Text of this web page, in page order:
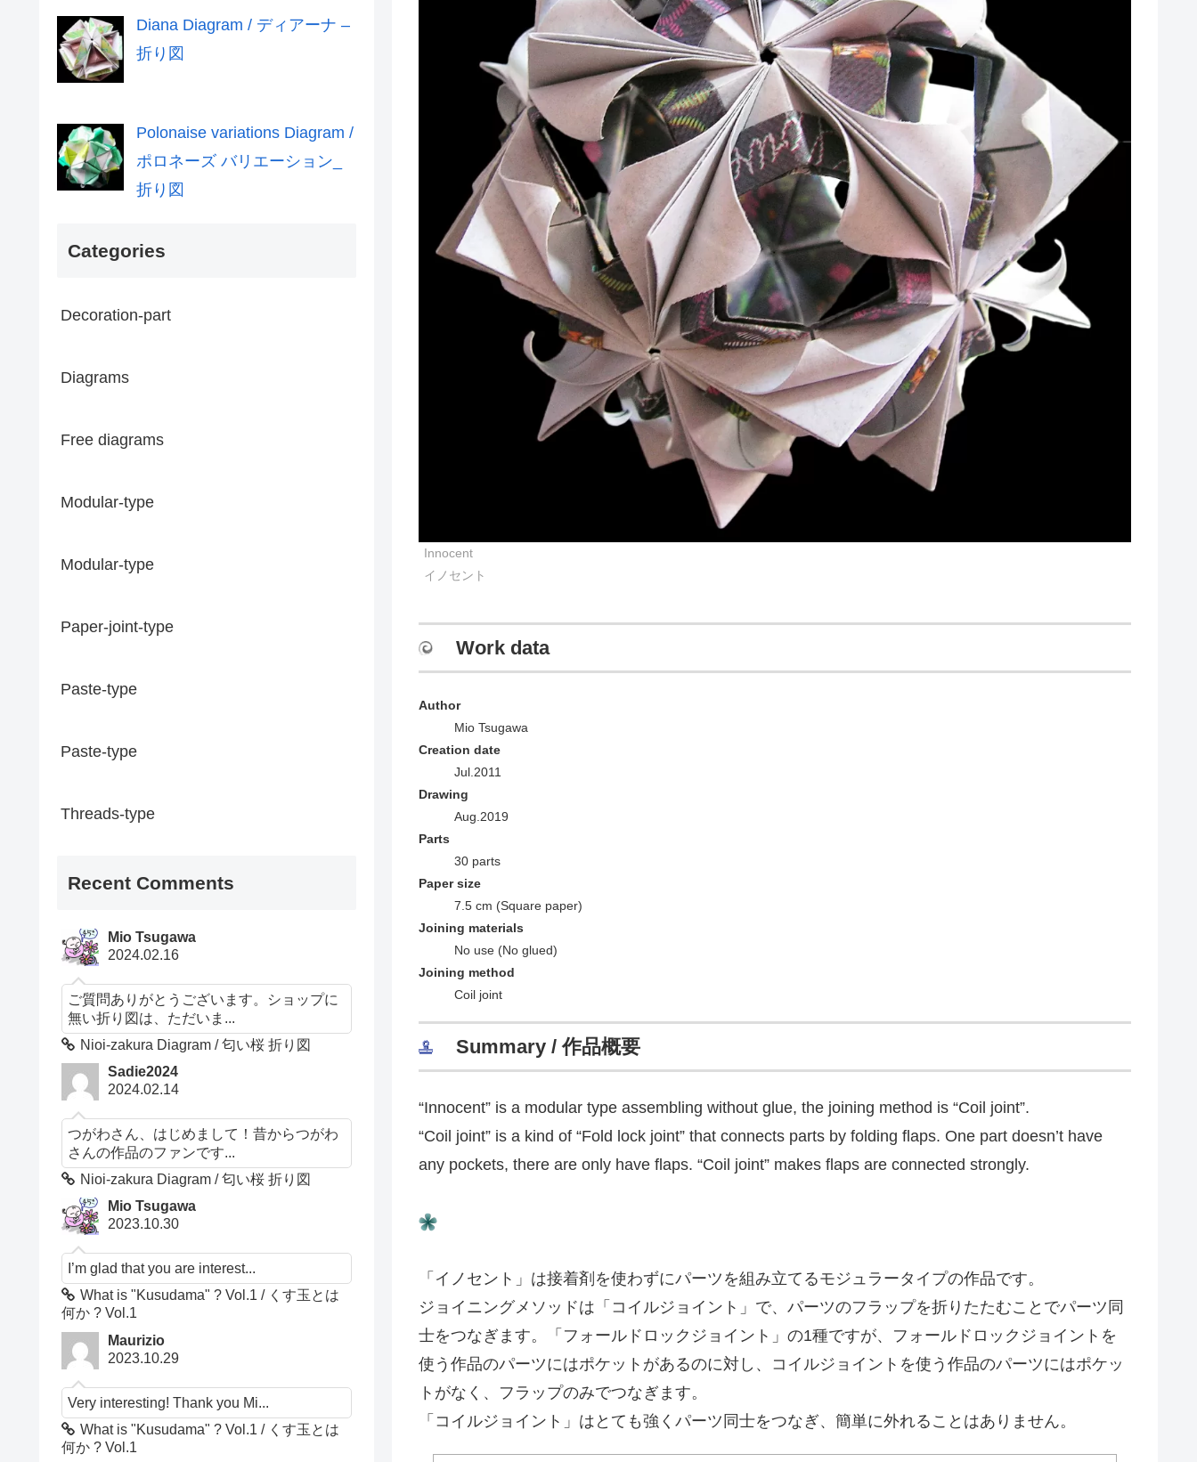
Innocent
イノセント
Work data
Author
Mio Tsugawa
Creation date
Jul.2011
Drawing
Aug.2019
Parts
30 parts
Paper size
7.5 cm (Square paper)
Joining materials
No use (No glued)
Joining method
Coil joint
Summary / 作品概要
“Innocent” is a modular type assembling without glue, the joining method is “Coil joint”.
“Coil joint” is a kind of “Fold lock joint” that connects parts by folding flaps. One part doesn’t have
any pockets, there are only have flaps. “Coil joint” makes flaps are connected strongly.
「イノセント」は接着剤を使わずにパーツを組み立てるモジュラータイプの作品です。
ジョイニングメソッドは「コイルジョイント」で、パーツのフラップを折りたたむことでパーツ同
士をつなぎます。「フォールドロックジョイント」の1種ですが、フォールドロックジョイントを
使う作品のパーツにはポケットがあるのに対し、コイルジョイントを使う作品のパーツにはポケッ
トがなく、フラップのみでつなぎます。
「コイルジョイント」はとても強くパーツ同士をつなぎ、簡単に外れることはありません。
Diana Diagram / ディアーナ –
折り図
Polonaise variations Diagram /
ポロネーズ バリエーション_
折り図
Categories
Decoration-part
Diagrams
Free diagrams
Modular-type
Modular-type
Paper-joint-type
Paste-type
Paste-type
Threads-type
Recent Comments
Mio Tsugawa
2024.02.16
ご質問ありがとうございます。ショップに
無い折り図は、ただいま...
Nioi-zakura Diagram / 匂い桜 折り図
Sadie2024
2024.02.14
つがわさん、はじめまして！昔からつがわ
さんの作品のファンです...
Nioi-zakura Diagram / 匂い桜 折り図
Mio Tsugawa
2023.10.30
I’m glad that you are interest...
What is "Kusudama" ? Vol.1 / くす玉とは
何か ? Vol.1
Maurizio
2023.10.29
Very interesting! Thank you Mi...
What is "Kusudama" ? Vol.1 / くす玉とは
何か ? Vol.1